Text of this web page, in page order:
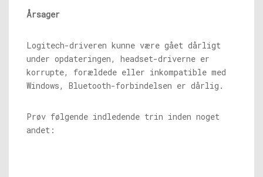
Årsager
Logitech-driveren kunne være gået dårligt
under opdateringen, headset-driverne er
korrupte, forældede eller inkompatible med
Windows, Bluetooth-forbindelsen er dårlig.
Prøv følgende indledende trin inden noget
andet: